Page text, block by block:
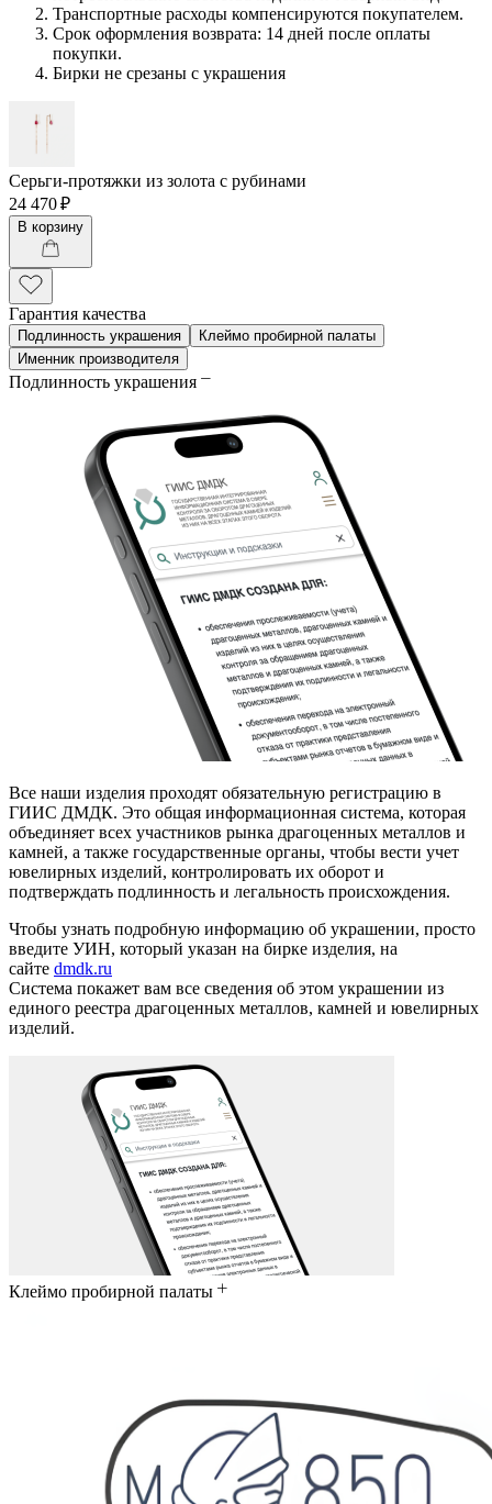
Транспортные расходы компенсируются покупателем.
Срок оформления возврата: 14 дней после оплаты
покупки.
Бирки не срезаны с украшения
Серьги-протяжки из золота с рубинами
24 470 ₽
В корзину
Гарантия качества
Подлинность украшения
Клеймо пробирной палаты
Именник производителя
Подлинность украшения
Все наши изделия проходят обязательную регистрацию в
ГИИС ДМДК. Это общая информационная система, которая
объединяет всех участников рынка драгоценных металлов и
камней, а также государственные органы, чтобы вести учет
ювелирных изделий, контролировать их оборот и
подтверждать подлинность и легальность происхождения.
Чтобы узнать подробную информацию об украшении, просто
введите УИН, который указан на бирке изделия, на
сайте dmdk.ru
Система покажет вам все сведения об этом украшении из
единого реестра драгоценных металлов, камней и ювелирных
изделий.
Клеймо пробирной палаты